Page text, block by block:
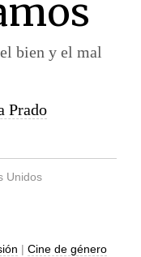
bien y el mal
Prado
Unidos
| Cine de género